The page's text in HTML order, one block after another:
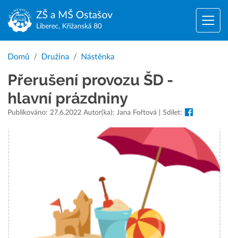
ZŠ a MŠ Ostašov
Liberec, Křižanská 80
Domů Družina Nástěnka
Přerušení provozu ŠD -
hlavní prázdniny
Publikováno: 27.6.2022 Autor(ka): Jana Fořtová | Sdílet: